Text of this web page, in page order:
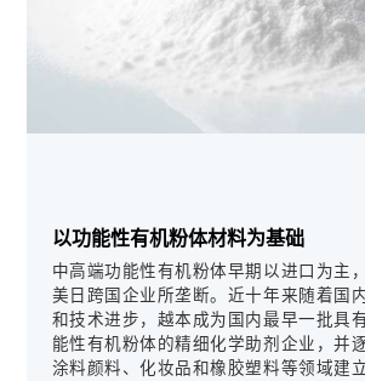
以功能性有机粉体材料为基础
中高端功能性有机粉体早期以进口为主
美日跨国企业所垄断。近十年来随着国
和技术进步，越本成为国内最早一批具
能性有机粉体的精细化学助剂企业，并
涂料颜料、化妆品和橡胶塑料等领域建